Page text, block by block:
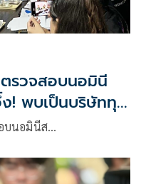
รวจสอบนอมินี
! พบเป็นบริษัททุน
บนอมินีส…